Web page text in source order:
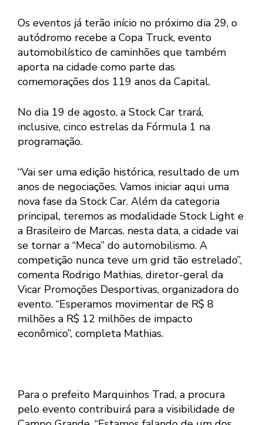
Os eventos já terão início no próximo dia 29, o
autódromo recebe a Copa Truck, evento
automobilístico de caminhões que também
aporta na cidade como parte das
comemorações dos 119 anos da Capital.
No dia 19 de agosto, a Stock Car trará,
inclusive, cinco estrelas da Fórmula 1 na
programação.
“Vai ser uma edição histórica, resultado de um
anos de negociações. Vamos iniciar aqui uma
nova fase da Stock Car. Além da categoria
principal, teremos as modalidade Stock Light e
a Brasileiro de Marcas. nesta data, a cidade vai
se tornar a “Meca” do automobilismo. A
competição nunca teve um grid tão estrelado”,
comenta Rodrigo Mathias, diretor-geral da
Vicar Promoções Desportivas, organizadora do
evento. “Esperamos movimentar de R$ 8
milhões a R$ 12 milhões de impacto
econômico”, completa Mathias.
Para o prefeito Marquinhos Trad, a procura
pelo evento contribuirá para a visibilidade de